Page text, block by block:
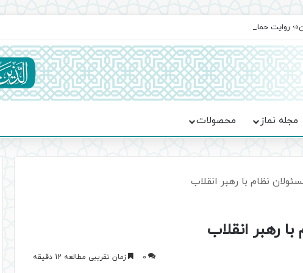
روایت حماسه، استقامت و تمدن‌سازی امت اسلامی
مجله نماز محصولات
نظام با رهبر انقلاب
رهبر انقلاب
0 زمان تقریبی مطالعه 12 دقیقه